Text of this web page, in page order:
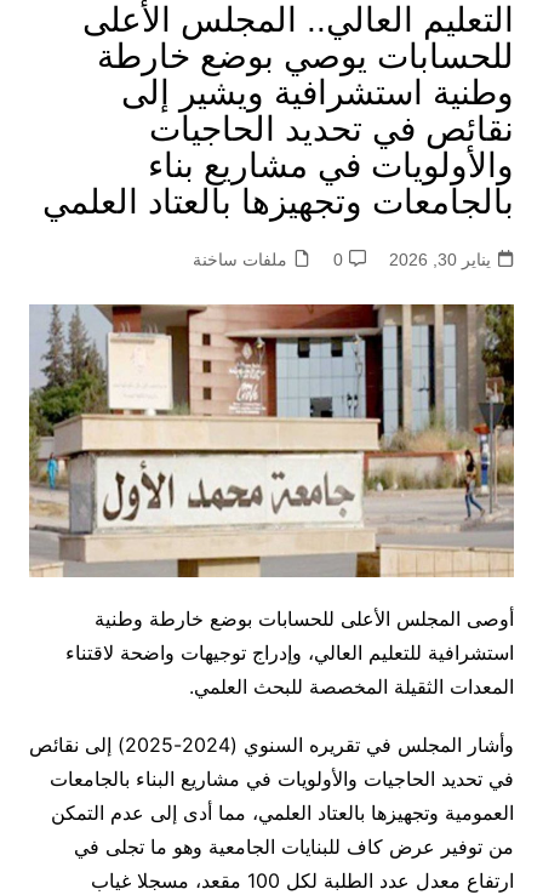
التعليم العالي.. المجلس الأعلى
للحسابات يوصي بوضع خارطة
وطنية استشرافية ويشير إلى
نقائص في تحديد الحاجيات
والأولويات في مشاريع بناء
بالجامعات وتجهيزها بالعتاد العلمي
يناير 30, 2026 0 ملفات ساخنة
أوصى المجلس الأعلى للحسابات بوضع خارطة وطنية
استشرافية للتعليم العالي، وإدراج توجيهات واضحة لاقتناء
المعدات الثقيلة المخصصة للبحث العلمي.
وأشار المجلس في تقريره السنوي (2024-2025) إلى نقائص
في تحديد الحاجيات والأولويات في مشاريع البناء بالجامعات
العمومية وتجهيزها بالعتاد العلمي، مما أدى إلى عدم التمكن
من توفير عرض كاف للبنايات الجامعية وهو ما تجلى في
ارتفاع معدل عدد الطلبة لكل 100 مقعد، مسجلا غياب